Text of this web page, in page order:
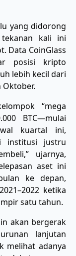
yang didorong
kali ini
Data CoinGlass
posisi kripto
lebih kecil dari
Oktober.
“mega
BTC—mulai
kuartal ini,
institusi justru
ujarnya,
aset ini
ke depan,
ketika
satu tahun.
akan bergerak
lanjutan
melihat adanya